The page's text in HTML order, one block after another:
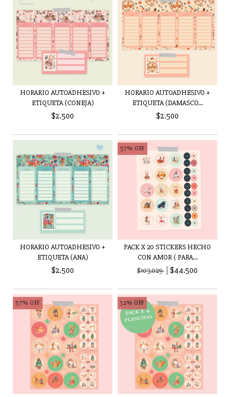
HORARIO AUTOADHESIVO +
ETIQUETA (CONEJA)
$2.500
HORARIO AUTOADHESIVO +
ETIQUETA (DAMASCO...
$2.500
HORARIO AUTOADHESIVO +
ETIQUETA (ANA)
$2.500
57% OFF
PACK X 20 STICKERS HECHO
CON AMOR ( PARA...
$103.029
$44.500
57% OFF 32% OFF